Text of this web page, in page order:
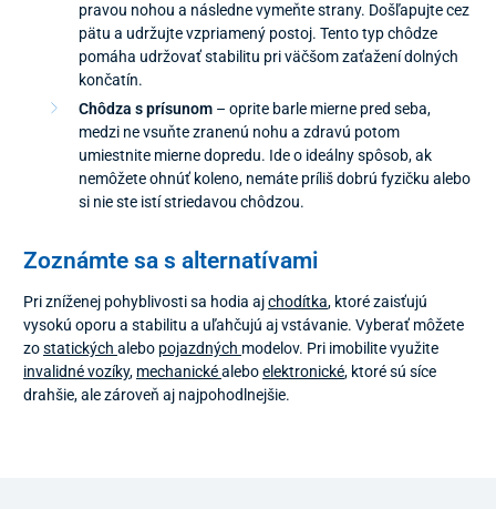
pravou nohou a následne vymeňte strany. Došľapujte cez
pätu a udržujte vzpriamený postoj. Tento typ chôdze
pomáha udržovať stabilitu pri väčšom zaťažení dolných
končatín.
Chôdza s prísunom– oprite barle mierne pred seba,
medzi ne vsuňte zranenú nohu a zdravú potom
umiestnite mierne dopredu. Ide o ideálny spôsob, ak
nemôžete ohnúť koleno, nemáte príliš dobrú fyzičku alebo
si nie ste istí striedavou chôdzou.
Zoznámte sa s alternatívami
Pri zníženej pohyblivosti sa hodia ajchodítka, ktoré zaisťujú
vysokú oporu a stabilitu a uľahčujú aj vstávanie. Vyberať môžete
zostatických alebo pojazdných modelov. Pri imobilite využite
invalidné vozíky, mechanickéaleboelektronické, ktoré sú síce
drahšie, ale zároveň aj najpohodlnejšie.